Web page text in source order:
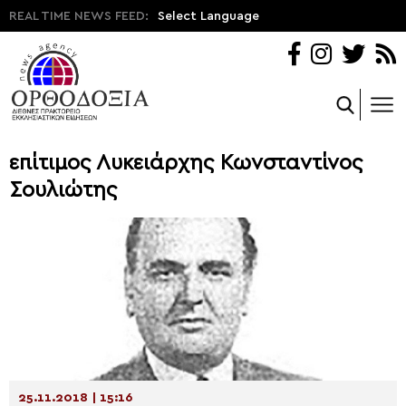
REAL TIME NEWS FEED: Select Language
επίτιμος Λυκειάρχης Κωνσταντίνος
Σουλιώτης
25.11.2018 | 15:16